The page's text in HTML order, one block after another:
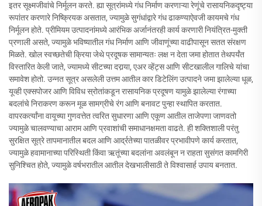
इतर सूक्ष्मजीवांचे निर्मूलन करते. ह्या सूत्रांमध्ये गंध निर्माण करणाऱ्या रेणूंचे रासायनिकदृष्ट्या
रूपांतर करणारे निष्क्रियक असतात, ज्यामुळे सुगंधांद्वारे गंध ढाकण्याऐवजी कायमचे गंध
निर्मूलन होते. प्रीमियम उत्पादनांमध्ये आरंभिक अर्जानंतरही कार्य करणारी नियंत्रित-मुक्ती
प्रणाली असते, ज्यामुळे भविष्यातील गंध निर्माण आणि जीवाणूंच्या वाढीपासून सतत संरक्षण
मिळते. खोल स्वच्छतेची क्रिया जेथे प्रदूषक सामान्यतः लक्ष न देता जमा होतात तेथपर्यंत
विस्तारित केली जाते, ज्यामध्ये सीटच्या दरार्‍या, एअर व्हेंट्स आणि सीटखालील गालिचे यांचा
समावेश होतो. उन्नत सूत्र असलेली उत्तम आतील कार डिटेलिंग उत्पादने जमा झालेल्या धूळ,
यूव्ही एक्सपोजर आणि विविध स्रोतांकडून रासायनिक प्रदूषण यामुळे झालेल्या रंगाच्या
बदलांचे निराकरण करून मूळ सामग्रीचे रंग आणि बनावट पुन्हा स्थापित करतात.
वापरकर्त्यांना वायूच्या गुणवत्तेत त्वरित सुधारणा आणि एकूण आतील ताजेपणा जाणवतो
ज्यामुळे चालवण्याचा आराम आणि प्रवाशांची समाधानक्षमता वाढते. ही शक्तिशाली परंतु
सुरक्षित सूत्रे तापमानातील बदल आणि आर्द्रतेच्या पातळीवर प्रभावीपणे कार्य करतात,
ज्यामुळे हवामानाच्या परिस्थिती किंवा ऋतूंच्या बदलांना अवलंबून न राहता सुसंगत कामगिरी
सुनिश्चित होते, ज्यामुळे वर्षभरातील आतील देखभालीसाठी ते विश्वासार्ह उपाय बनतात.